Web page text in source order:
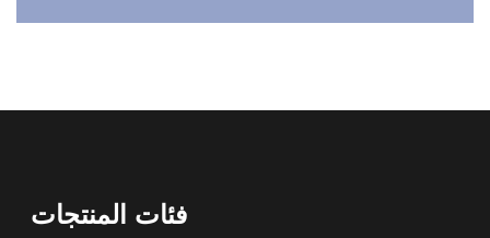
فئات المنتجات